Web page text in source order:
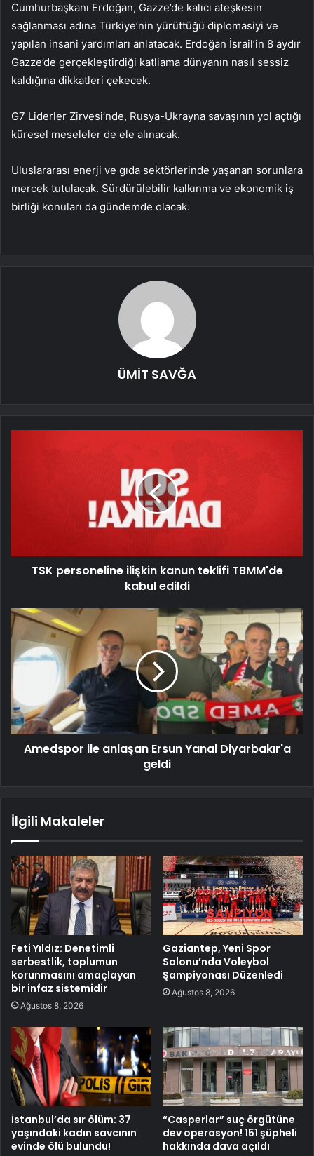
Cumhurbaşkanı Erdoğan, Gazze’de kalıcı ateşkesin
sağlanması adına Türkiye’nin yürüttüğü diplomasiyi ve
yapılan insani yardımları anlatacak. Erdoğan İsrail’in 8 aydır
Gazze’de gerçekleştirdiği katliama dünyanın nasıl sessiz
kaldığına dikkatleri çekecek.
G7 Liderler Zirvesi’nde, Rusya-Ukrayna savaşının yol açtığı
küresel meseleler de ele alınacak.
Uluslararası enerji ve gıda sektörlerinde yaşanan sorunlara
mercek tutulacak. Sürdürülebilir kalkınma ve ekonomik iş
birliği konuları da gündemde olacak.
ÜMİT SAVĞA
TSK personeline ilişkin kanun teklifi TBMM'de
kabul edildi
Amedspor ile anlaşan Ersun Yanal Diyarbakır'a
geldi
İlgili Makaleler
Feti Yıldız: Denetimli
serbestlik, toplumun
korunmasını amaçlayan
bir infaz sistemidir
Ağustos 8, 2026
Gaziantep, Yeni Spor
Salonu’nda Voleybol
Şampiyonası Düzenledi
Ağustos 8, 2026
İstanbul’da sır ölüm: 37
yaşındaki kadın savcının
evinde ölü bulundu!
“Casperlar” suç örgütüne
dev operasyon! 151 şüpheli
hakkında dava açıldı